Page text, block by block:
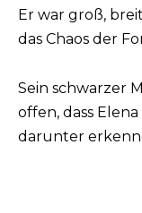
Er war groß,
das Chaos der
Sein schwarzer
offen, dass
darunter